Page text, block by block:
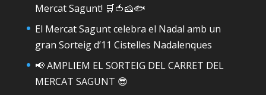
Mercat Sagunt! 🛒🍅🧀🐟
El Mercat Sagunt celebra el Nadal amb un
gran Sorteig d’11 Cistelles Nadalenques
📢 AMPLIEM EL SORTEIG DEL CARRET DEL
MERCAT SAGUNT 😎